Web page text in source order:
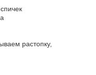
растопку,